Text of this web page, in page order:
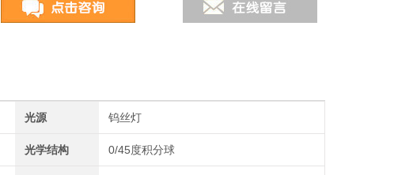
光源 钨丝灯
光学结构 0/45度积分球